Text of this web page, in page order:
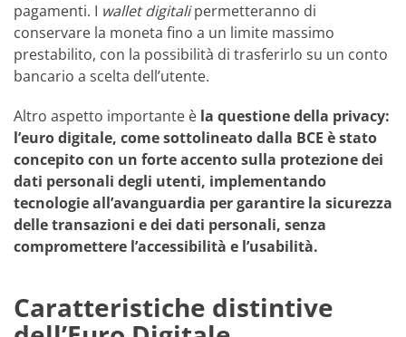
pagamenti. I wallet digitalipermetteranno di
conservare la moneta fino a un limite massimo
prestabilito, con la possibilità di trasferirlo su un conto
bancario a scelta dell’utente.
Altro aspetto importante è la questione della privacy:
l’euro digitale, come sottolineato dalla BCE è stato
concepito con un forte accento sulla protezione dei
dati personali degli utenti, implementando
tecnologie all’avanguardia per garantire la sicurezza
delle transazioni e dei dati personali, senza
compromettere l’accessibilità e l’usabilità.
Caratteristiche distintive